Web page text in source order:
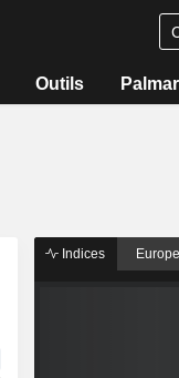
Outils
Indices Europe